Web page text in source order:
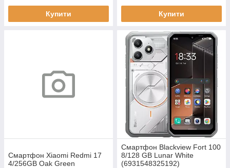
Купити Купити
Смартфон Xiaomi Redmi 17
4/256GB Oak Green
Смартфон Blackview Fort 100
8/128 GB Lunar White
(6931548325192)